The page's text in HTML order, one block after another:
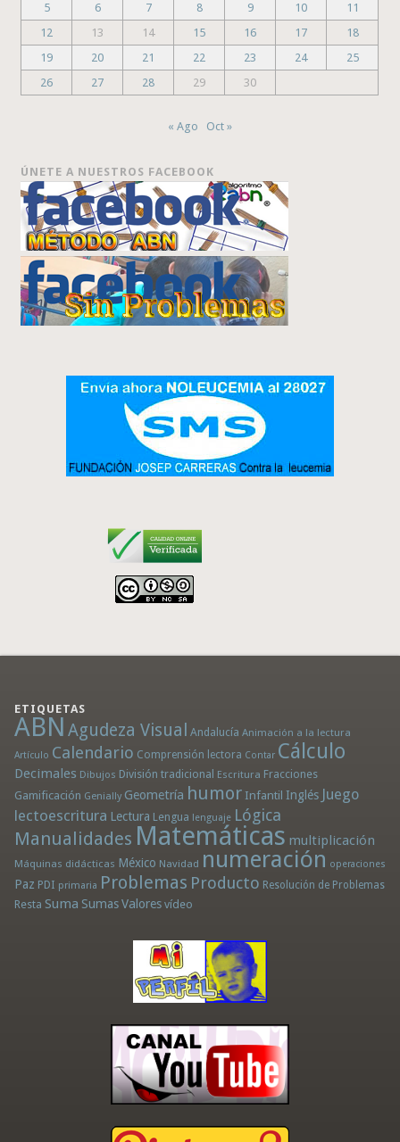
5
6 7 8 9 10
11
12
13 14 15 16 17
18
19
20 21 22 23 24
25
26
27 28 29 30
« Ago Oct »
ÚNETE A NUESTROS FACEBOOK
ETIQUETAS
ABN Agudeza Visual Andalucía Animación a la lectura
Artículo Calendario Comprensión lectora Contar Cálculo
Decimales Dibujos División tradicional Escritura Fracciones
Gamificación Genially Geometría humor Infantil Inglés Juego
lectoescritura Lectura Lengua lenguaje Lógica
Manualidades Matemáticas multiplicación
Máquinas didácticas México Navidad numeración operaciones
Paz PDI primaria Problemas Producto Resolución de Problemas
Resta Suma Sumas Valores vídeo